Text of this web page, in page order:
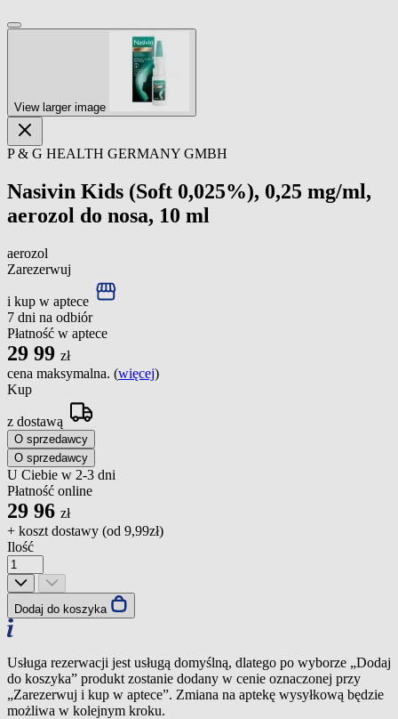
View larger image
P & G HEALTH GERMANY GMBH
Nasivin Kids (Soft 0,025%), 0,25 mg/ml,
aerozol do nosa, 10 ml
aerozol
Zarezerwuj
i kup w aptece
7 dni na odbiór
Płatność w aptece
29 99 zł
cena maksymalna. (więcej)
Kup
z dostawą
O sprzedawcy
O sprzedawcy
U Ciebie w 2-3 dni
Płatność online
29 96 zł
+ koszt dostawy (od 9,99zł)
Ilość
Dodaj do koszyka
Usługa rezerwacji jest usługą domyślną, dlatego po wyborze „Dodaj
do koszyka” produkt zostanie dodany w cenie oznaczonej przy
„Zarezerwuj i kup w aptece”. Zmiana na aptekę wysyłkową będzie
możliwa w kolejnym kroku.